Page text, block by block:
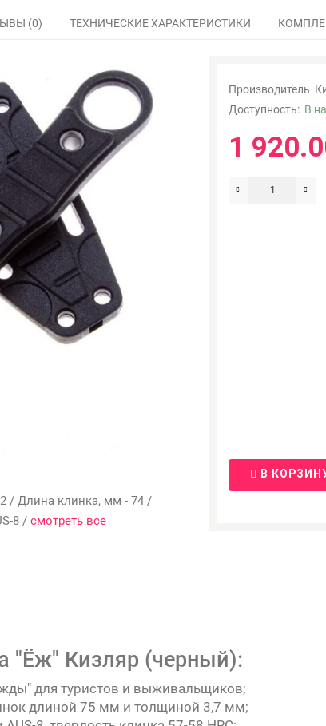
(0) ТЕХНИЧЕСКИЕ ХАРАКТЕРИСТИКИ
/ Длина клинка, мм - 74 /
8 / смотреть все
Производитель
Доступность: В
1
В
"Ёж" Кизляр (черный):
для туристов и выживальщиков;
длиной 75 мм и толщиной 3,7 мм;